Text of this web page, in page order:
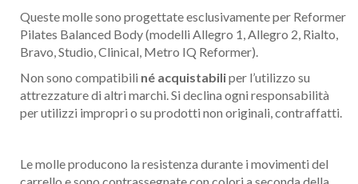
Queste molle sono progettate esclusivamente per Reformer
Pilates Balanced Body (modelli Allegro 1, Allegro 2, Rialto,
Bravo, Studio, Clinical, Metro IQ Reformer).
Non sono compatibili né acquistabiliper l’utilizzo su
attrezzature di altri marchi. Si declina ogni responsabilità
per utilizzi impropri o su prodotti non originali, contraffatti.
Le molle producono la resistenza durante i movimenti del